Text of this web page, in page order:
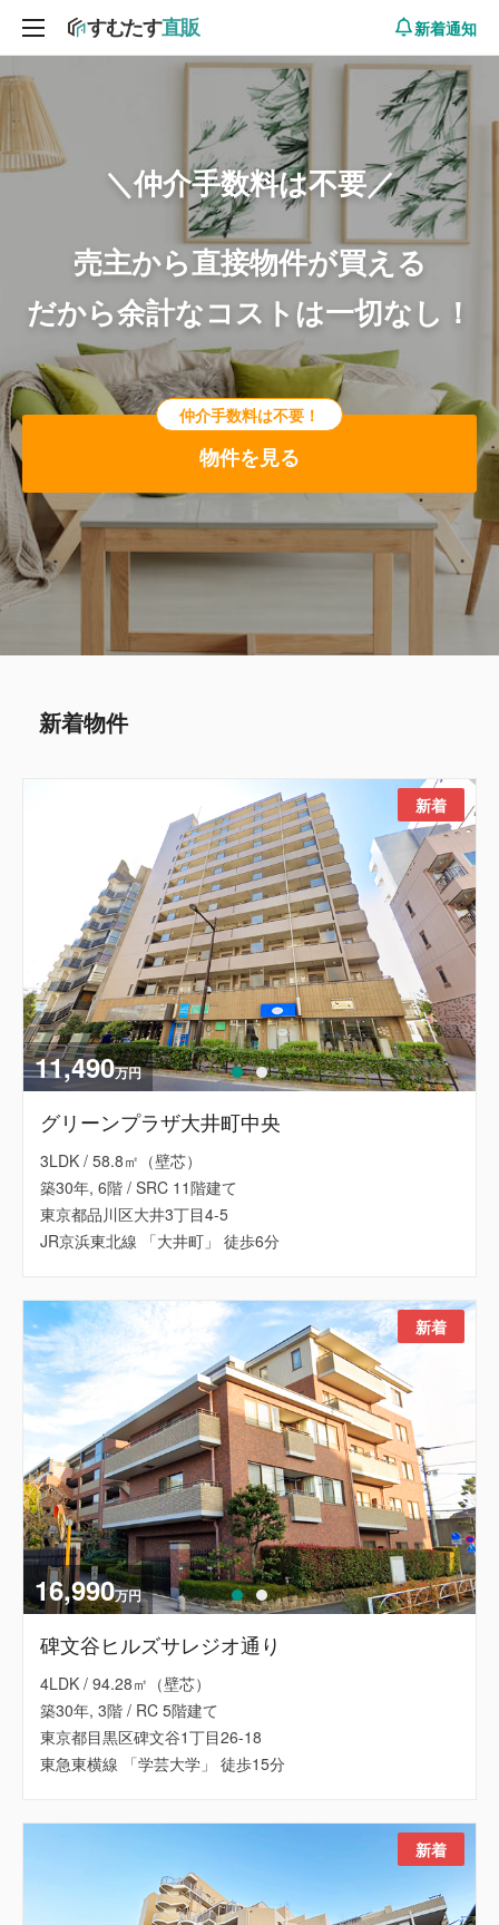
新着通知
＼仲介手数料は不要／
売主から直接物件が買える
だから余計なコストは一切なし！
仲介手数料は不要！
物件を見る
新着物件
11,490万円
グリーンプラザ大井町中央
3LDK / 58.8㎡（壁芯）
築30年, 6階 / SRC 11階建て
東京都品川区大井3丁目4-5
JR京浜東北線 「大井町」 徒歩6分
新着
16,990万円
碑文谷ヒルズサレジオ通り
4LDK / 94.28㎡（壁芯）
築30年, 3階 / RC 5階建て
東京都目黒区碑文谷1丁目26-18
東急東横線 「学芸大学」 徒歩15分
新着
新着